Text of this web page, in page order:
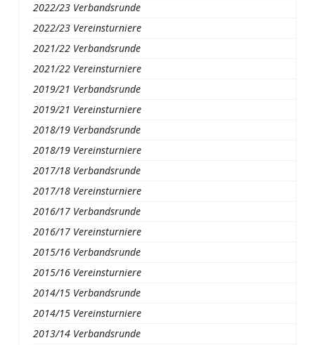
2022/23 Verbandsrunde
2022/23 Vereinsturniere
2021/22 Verbandsrunde
2021/22 Vereinsturniere
2019/21 Verbandsrunde
2019/21 Vereinsturniere
2018/19 Verbandsrunde
2018/19 Vereinsturniere
2017/18 Verbandsrunde
2017/18 Vereinsturniere
2016/17 Verbandsrunde
2016/17 Vereinsturniere
2015/16 Verbandsrunde
2015/16 Vereinsturniere
2014/15 Verbandsrunde
2014/15 Vereinsturniere
2013/14 Verbandsrunde